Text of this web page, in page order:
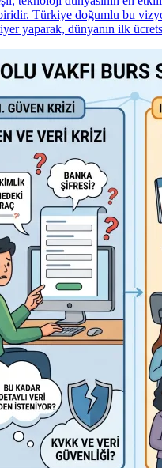
Türkiye doğumlu bu
yaparak, dünyanın ilk